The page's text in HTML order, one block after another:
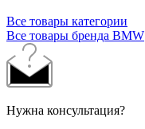
Все товары категории
Все товары бренда BMW
Нужна консультация?